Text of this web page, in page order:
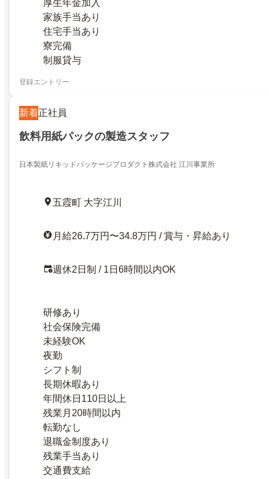
厚生年金加入
家族手当あり
住宅手当あり
寮完備
制服貸与
登録エントリー
新着正社員
飲料用紙パックの製造スタッフ
日本製紙リキッドパッケージプロダクト株式会社 江川事業所
五霞町 大字江川
月給26.7万円〜34.8万円 / 賞与・昇給あり
週休2日制 / 1日6時間以内OK
研修あり
社会保険完備
未経験OK
夜勤
シフト制
長期休暇あり
年間休日110日以上
残業月20時間以内
転勤なし
退職金制度あり
残業手当あり
交通費支給